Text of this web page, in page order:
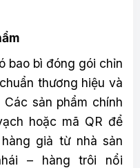
bao bì đóng gói chỉn
thương hiệu và
sản phẩm chính
hoặc mã QR để
giả từ nhà sản
– hàng trôi nổi